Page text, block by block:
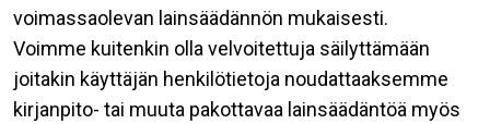
voimassaolevan lainsäädännön mukaisesti.
Voimme kuitenkin olla velvoitettuja säilyttämään
joitakin käyttäjän henkilötietoja noudattaaksemme
kirjanpito- tai muuta pakottavaa lainsäädäntöä myös